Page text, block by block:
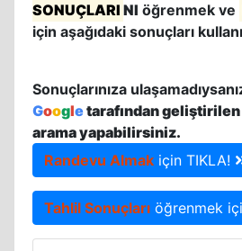
SONUÇLARI NI öğrenmek ve
için aşağıdaki sonuçları
Sonuçlarınıza
Googletarafından geliştirilen
arama yapabilirsiniz.
Randevu Almak için TIKLA!
Tahlil Sonuçları öğrenmek